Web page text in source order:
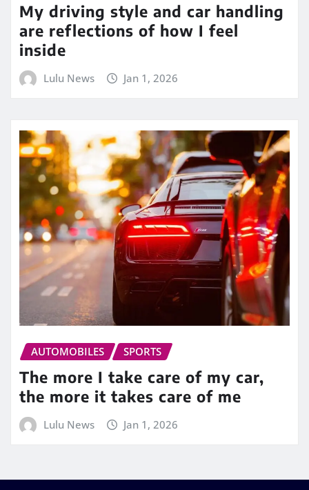
My driving style and car handling
are reflections of how I feel
inside
Lulu News Jan 1, 2026
AUTOMOBILES SPORTS
The more I take care of my car,
the more it takes care of me
Lulu News Jan 1, 2026